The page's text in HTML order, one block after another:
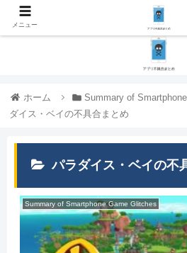
ホーム Summary of
ダイス・ベイの不具合まとめ
パラダイス・ベイの不
Summary of Smartphone Game Glitches
メニュー